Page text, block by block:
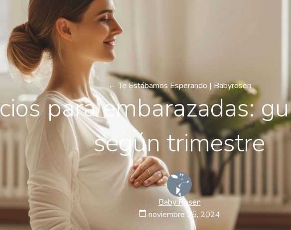
← Te Estábamos Esperando | Babyrosen
para embarazadas:
según trimestre
Baby Rosen
calendar_today noviembre 25, 2024